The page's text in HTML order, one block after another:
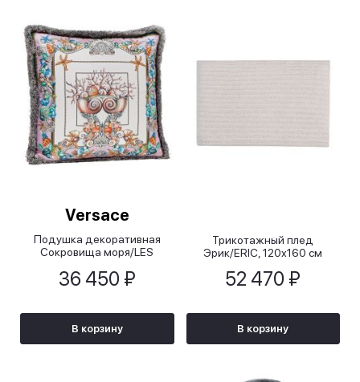
Versace
Подушка декоративная
Сокровища моря/LES
см
36 450 ₽
В корзину
Трикотажный плед
Эрик/ERIC, 120х160 см
52 470 ₽
В корзину